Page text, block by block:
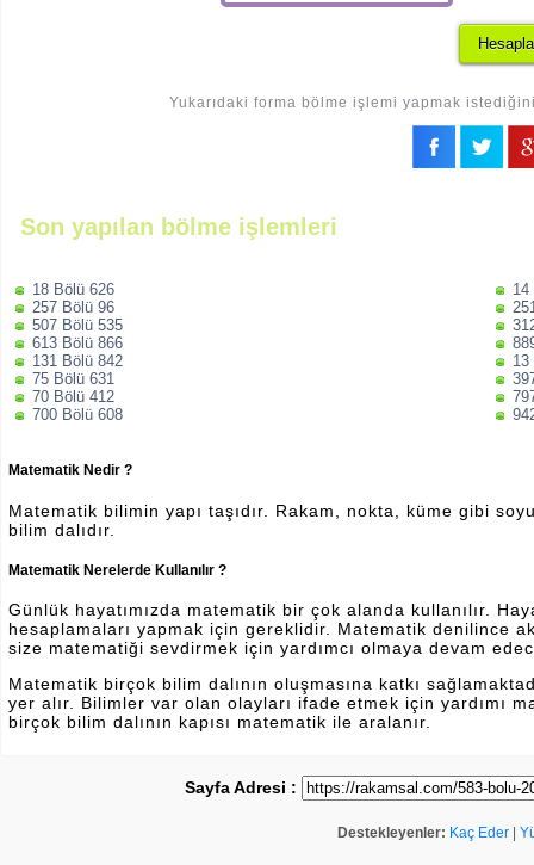
Yukarıdaki forma bölme işlemi yapmak
Son yapılan bölme işlemleri
18 Bölü 626
257 Bölü 96
507 Bölü 535
613 Bölü 866
131 Bölü 842
75 Bölü 631
70 Bölü 412
700 Bölü 608
14
13
Matematik Nedir ?
Matematik bilimin yapı taşıdır. Rakam, nokta, küme gibi
bilim dalıdır.
Matematik Nerelerde Kullanılır ?
Günlük hayatımızda matematik bir çok alanda kullanılır.
hesaplamaları yapmak için gereklidir. Matematik denilince
size matematiği sevdirmek için yardımcı olmaya devam
Matematik birçok bilim dalının oluşmasına katkı
yer alır. Bilimler var olan olayları ifade etmek için yardımı
birçok bilim dalının kapısı matematik ile aralanır.
Sayfa Adresi :
Destekleyenler: Kaç Eder